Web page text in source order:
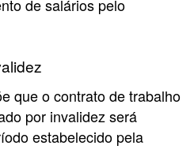
de salários pelo
que o contrato de trabalho
por invalidez será
estabelecido pela